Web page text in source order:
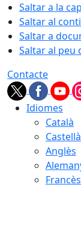
Saltar a la
Saltar al
Saltar a
Saltar al peu
Contacte
Idiomes
Català
Castellà
Anglès
Francès